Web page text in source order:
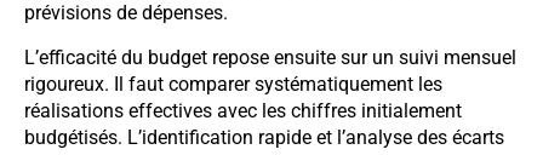
prévisions de dépenses.
L’efficacité du budget repose ensuite sur un suivi mensuel
rigoureux. Il faut comparer systématiquement les
réalisations effectives avec les chiffres initialement
budgétisés. L’identification rapide et l’analyse des écarts